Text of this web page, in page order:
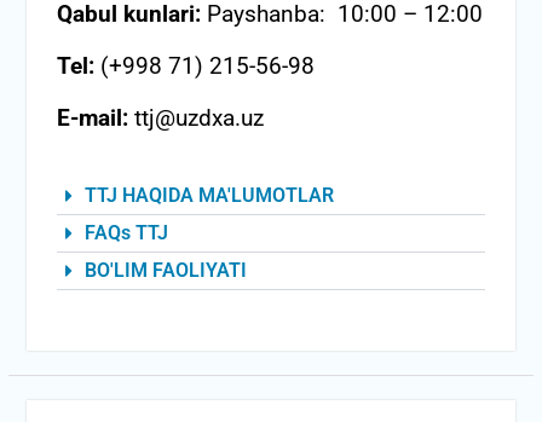
Qabul kunlari:Payshanba: 10:00 – 12:00
Tel:(+998 71) 215-56-98
E-mail: ttj@uzdxa.uz
TTJ HAQIDA MA'LUMOTLAR
FAQs TTJ
BO'LIM FAOLIYATI